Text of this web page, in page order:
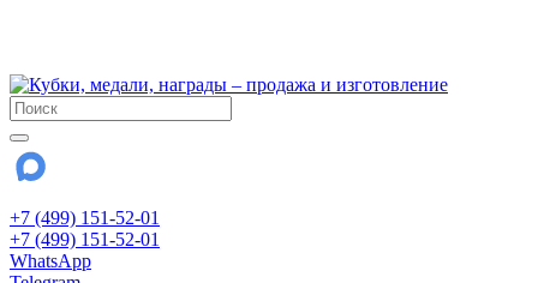
+7 (499) 151-52-01
+7 (499) 151-52-01
WhatsApp